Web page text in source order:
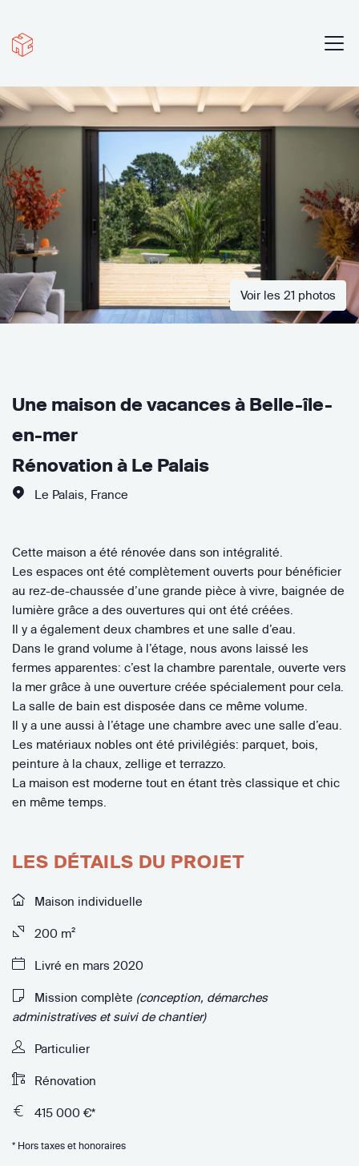
Voir les 21 photos
Une maison de vacances à Belle-île-
en-mer
Rénovation à Le Palais
Le Palais France
Cette maison a été rénovée dans son intégralité.
Les espaces ont été complètement ouverts pour bénéficier
au rez-de-chaussée d’une grande pièce à vivre, baignée de
lumière grâce a des ouvertures qui ont été créées.
Il y a également deux chambres et une salle d’eau.
Dans le grand volume à l’étage, nous avons laissé les
fermes apparentes: c’est la chambre parentale, ouverte vers
la mer grâce à une ouverture créée spécialement pour cela.
La salle de bain est disposée dans ce même volume.
Il y a une aussi à l’étage une chambre avec une salle d’eau.
Les matériaux nobles ont été privilégiés: parquet, bois,
peinture à la chaux, zellige et terrazzo.
La maison est moderne tout en étant très classique et chic
en même temps.
LES DÉTAILS DU PROJET
Maison individuelle
200 m²
Livré en mars 2020
Mission complète (conception, démarches
administratives et suivi de chantier)
Particulier
Rénovation
415 000 €*
* Hors taxes et honoraires